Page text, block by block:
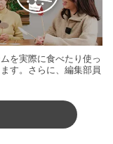
を実際に食べたり使っ
す。さらに、編集部員